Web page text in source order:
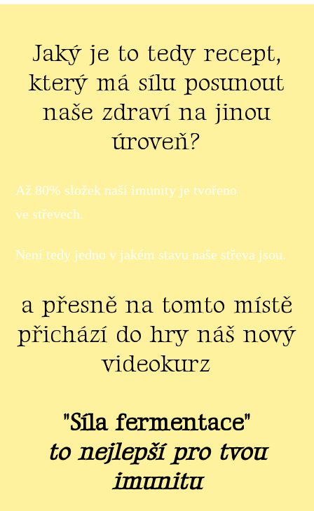
Jaký je to tedy recept,
který má sílu posunout
naše zdraví na jinou
úroveň?
Až 80% složek naší imunity je tvořeno
ve střevech.
Není tedy jedno v jakém stavu naše střeva jsou.
a přesně na tomto místě
přichází do hry náš nový
videokurz
"Síla fermentace"
to nejlepší pro tvou
imunitu